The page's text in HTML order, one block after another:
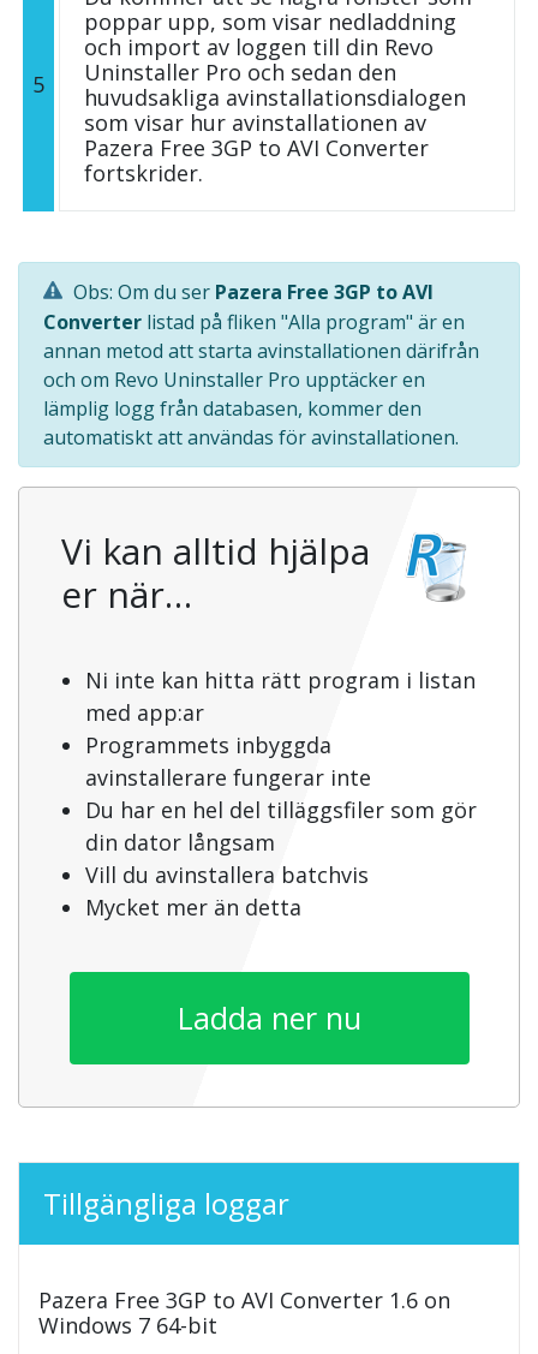
5
poppar upp, som visar nedladdning
och import av loggen till din Revo
Uninstaller Pro och sedan den
huvudsakliga avinstallationsdialogen
som visar hur avinstallationen av
Pazera Free 3GP to AVI Converter
fortskrider.
Obs: Om du ser Pazera Free 3GP to AVI
Converter listad på fliken "Alla program" är en
annan metod att starta avinstallationen därifrån
och om Revo Uninstaller Pro upptäcker en
lämplig logg från databasen, kommer den
automatiskt att användas för avinstallationen.
Vi kan alltid hjälpa
er när…
Ni inte kan hitta rätt program i listan
med app:ar
Programmets inbyggda
avinstallerare fungerar inte
Du har en hel del tilläggsfiler som gör
din dator långsam
Vill du avinstallera batchvis
Mycket mer än detta
Ladda ner nu
Tillgängliga loggar
Pazera Free 3GP to AVI Converter 1.6 on
Windows 7 64-bit